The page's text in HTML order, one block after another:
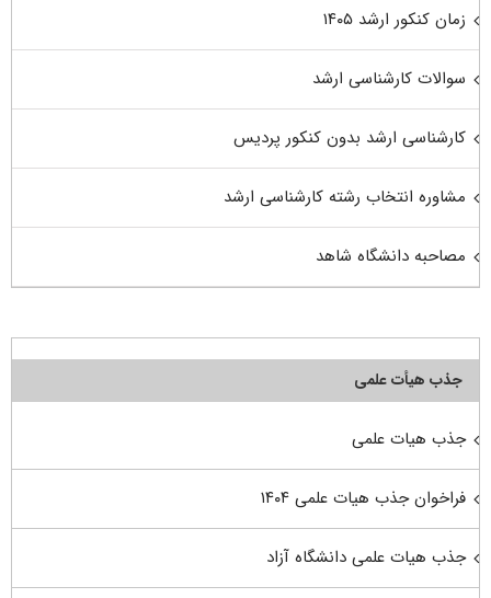
زمان کنکور ارشد ۱۴۰۵
سوالات کارشناسی ارشد
کارشناسی ارشد بدون کنکور پردیس
مشاوره انتخاب رشته کارشناسی ارشد
مصاحبه دانشگاه شاهد
جذب هیأت علمی
جذب هیات علمی
فراخوان جذب هیات علمی ۱۴۰۴
جذب هیات علمی دانشگاه آزاد